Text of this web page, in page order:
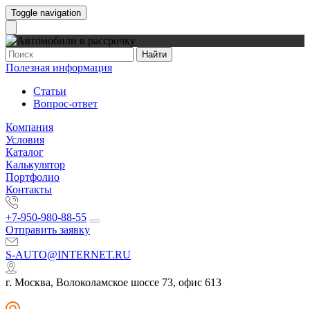
Toggle navigation
Найти
Полезная информация
Статьи
Вопрос-ответ
Компания
Условия
Каталог
Калькулятор
Портфолио
Контакты
+7-950-980-88-55
Отправить заявку
S-AUTO@INTERNET.RU
г. Москва, Волоколамское шоссе 73, офис 613